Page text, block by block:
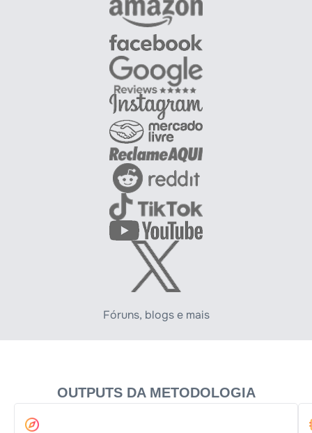
Fóruns, blogs e mais
OUTPUTS DA METODOLOGIA​